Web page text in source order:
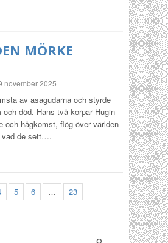
MÖRKE
november 2025
av asagudarna och styrde
död. Hans två korpar Hugin
och hågkomst, flög över världen
vad de sett….
5 6 …
23